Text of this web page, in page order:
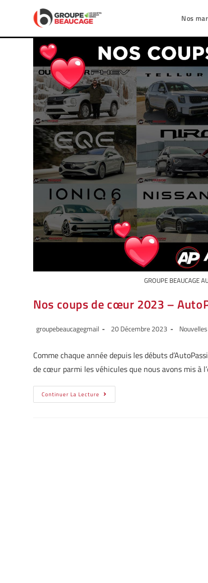
Nos
GROUPE BEAUCAGE
Nos coups de cœur 2023 –
groupebeaucagegmail 20 Décembre 2023 Nouvelles
Comme chaque année depuis les débuts
de cœur parmi les véhicules que nous avons mis à
Continuer La Lecture